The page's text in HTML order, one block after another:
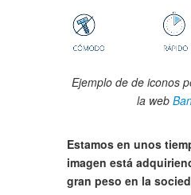
Ejemplo de de iconos
la web
Estamos en unos
imagen está
gran peso en la